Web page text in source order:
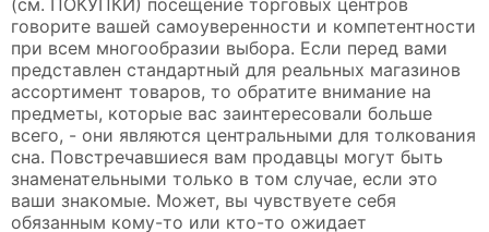
(см. ПОКУПКИ) посещение торговых центров
говорите вашей самоуверенности и компетентности
при всем многообразии выбора. Если перед вами
представлен стандартный для реальных магазинов
ассортимент товаров, то обратите внимание на
предметы, которые вас заинтересовали больше
всего, - они являются центральными для толкования
сна. Повстречавшиеся вам продавцы могут быть
знаменательными только в том случае, если это
ваши знакомые. Может, вы чувствуете себя
обязанным кому-то или кто-то ожидает